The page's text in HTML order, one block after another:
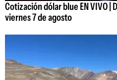
Cotización dólar blue EN VIVO |
viernes 7 de agosto